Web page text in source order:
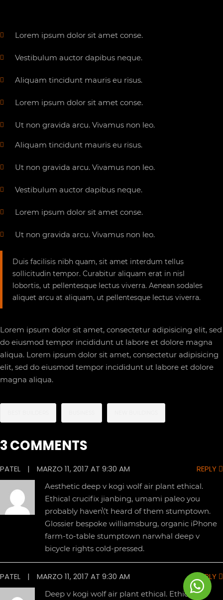
Lorem ipsum dolor sit amet conse.
Vestibulum auctor dapibus neque.
Aliquam tincidunt mauris eu risus.
Lorem ipsum dolor sit amet conse.
Ut non gravida arcu. Vivamus non leo.
Aliquam tincidunt mauris eu risus.
Ut non gravida arcu. Vivamus non leo.
Vestibulum auctor dapibus neque.
Lorem ipsum dolor sit amet conse.
Ut non gravida arcu. Vivamus non leo.
Duis facilisis nibh quam, sit amet interdum tellus
sollicitudin tempor. Curabitur aliquam erat in nisl
lobortis, ut pellentesque lectus viverra. Aenean sodales
aliquet arcu at aliquam, ut pellentesque lectus viverra.
Lorem ipsum dolor sit amet, consectetur adipisicing elit, sed
do eiusmod tempor incididunt ut labore et dolore magna
aliqua. Lorem ipsum dolor sit amet, consectetur adipisicing
elit, sed do eiusmod tempor incididunt ut labore et dolore
magna aliqua.
3 COMMENTS
REPLY
PATEL | MARZO 11, 2017 AT 9:30 AM
Aesthetic deep v kogi wolf air plant ethical.
Ethical crucifix jianbing, umami paleo you
probably haven\’t heard of them stumptown.
Glossier bespoke williamsburg, organic iPhone
farm-to-table stumptown narwhal deep v
bicycle rights cold-pressed.
REPLY
PATEL | MARZO 11, 2017 AT 9:30 AM
Deep v kogi wolf air plant ethical. Ethical